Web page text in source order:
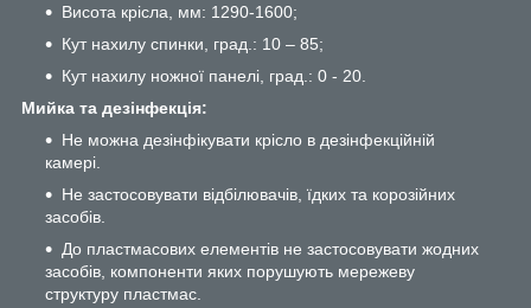
Висота крісла, мм: 1290-1600;
Кут нахилу спинки, град.: 10 – 85;
Кут нахилу ножної панелі, град.: 0 - 20.
Мийка та дезінфекція:
Не можна дезінфікувати крісло в дезінфекційній
камері.
Не застосовувати відбілювачів, їдких та корозійних
засобів.
До пластмасових елементів не застосовувати жодних
засобів, компоненти яких порушують мережеву
структуру пластмас.